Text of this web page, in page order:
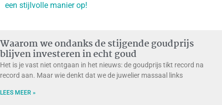
een stijlvolle manier op!
Waarom we ondanks de stijgende goudprijs
blijven investeren in echt goud
Het is je vast niet ontgaan in het nieuws: de goudprijs tikt record na
record aan. Maar wie denkt dat we de juwelier massaal links
LEES MEER »